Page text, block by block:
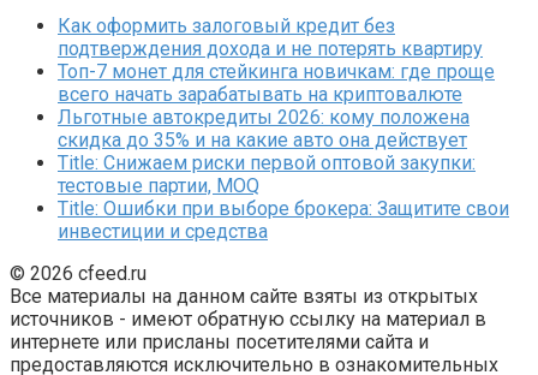
Как оформить залоговый кредит без
подтверждения дохода и не потерять квартиру
Топ-7 монет для стейкинга новичкам: где проще
всего начать зарабатывать на криптовалюте
Льготные автокредиты 2026: кому положена
скидка до 35% и на какие авто она действует
Title: Снижаем риски первой оптовой закупки:
тестовые партии, MOQ
Title: Ошибки при выборе брокера: Защитите свои
инвестиции и средства
© 2026 cfeed.ru
Все материалы на данном сайте взяты из открытых
источников - имеют обратную ссылку на материал в
интернете или присланы посетителями сайта и
предоставляются исключительно в ознакомительных